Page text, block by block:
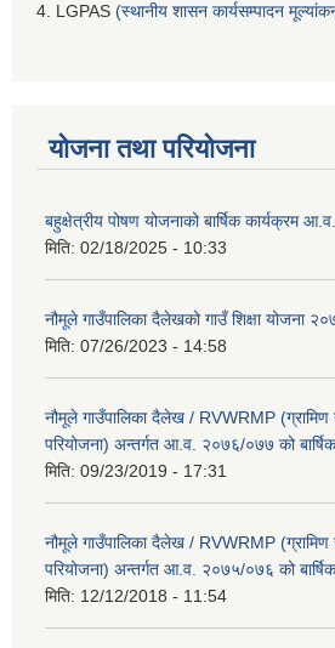
4. LGPAS (स्थानीय शासन कार्यसम्पादन
योजना तथा परियोजना
बहुक्षेत्रीय पोषण योजनाको बार्षिक कार्यक्रम
मिति: 02/18/2025 - 10:33
नौमूले गाउँपालिका दैलेखको गाउँ शिक्षा योजना
मिति: 07/26/2023 - 14:58
नौमूले गाउँपालिका दैलेख / RVWRMP
परियोजना) अन्तर्गत आ.व. २०७६/०७७ को
मिति: 09/23/2019 - 17:31
नौमूले गाउँपालिका दैलेख / RVWRMP
परियोजना) अन्तर्गत आ.व. २०७५/०७६ को
मिति: 12/12/2018 - 11:54